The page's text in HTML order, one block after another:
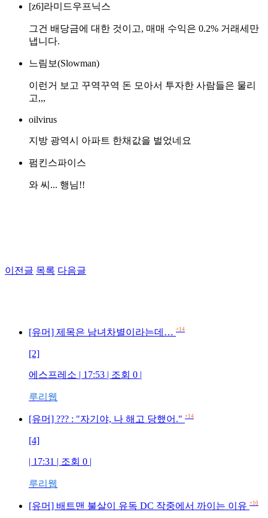
[z6]라미드우프닉스
그건 배당금에 대한 것이고, 매매 수익은 0.2% 거래세만
냅니다.
느림보(Slowman)
이런거 보고 꾸역꾸역 돈 모아서 투자한 사람들은 물리
고,,,
oilvirus
지방 광역시 아파트 한채값을 벌었네요
펌킨스파이스
와 씨... 행님!!
이전글 목록 다음글
[유머] 제목은 남녀차별이라는데… +14
[2]
에스프레소 | 17:53 | 조회 0 |
루리웹
[유머] ??? : "자기야, 나 해고 당했어." +14
[4]
| 17:31 | 조회 0 |
루리웹
[유머] 배트맨 불살이 유독 DC 작중에서 까이는 이유 +10